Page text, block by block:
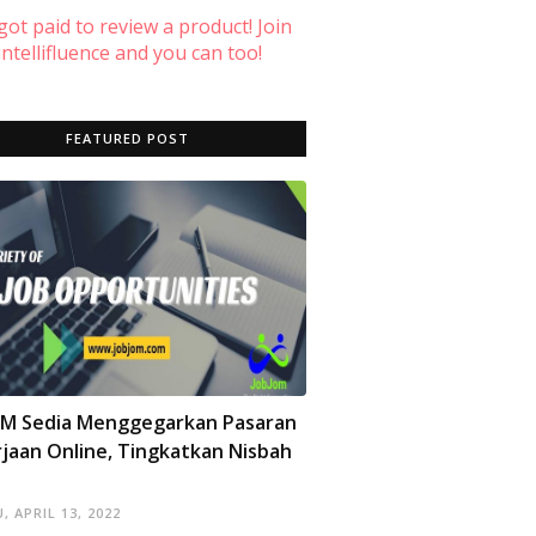
paid to review a product! Join
and you can too!
FEATURED POST
Sedia Menggegarkan Pasaran
Online, Tingkatkan Nisbah
APRIL 13, 2022